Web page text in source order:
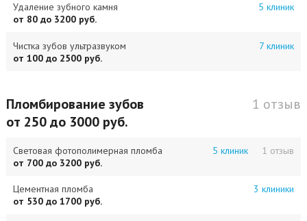
Удаление зубного камня
5 клиник
от 80 до 3200 руб.
Чистка зубов ультразвуком
7 клиник
от 100 до 2500 руб.
Пломбирование зубов
1 отзыв
от 250 до 3000 руб.
Световая фотополимерная пломба 1 отзыв
5 клиник
от 700 до 3200 руб.
Цементная пломба
3 клиники
от 530 до 1700 руб.